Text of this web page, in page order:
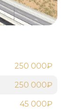
250 000₽
250 000₽
45 000₽